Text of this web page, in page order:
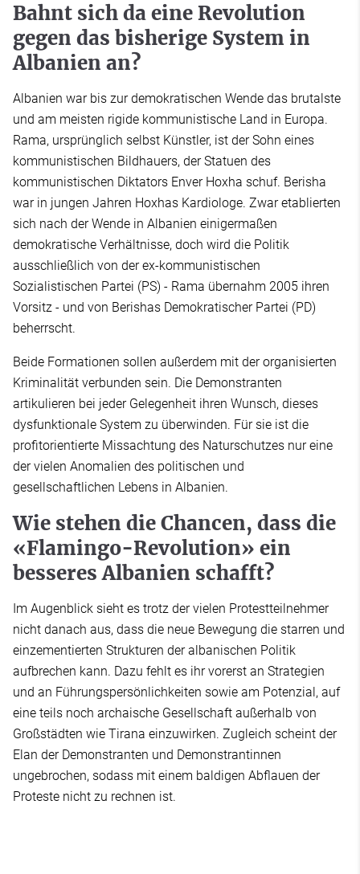
Bahnt sich da eine Revolution
gegen das bisherige System in
Albanien an?
Albanien war bis zur demokratischen Wende das brutalste
und am meisten rigide kommunistische Land in Europa.
Rama, ursprünglich selbst Künstler, ist der Sohn eines
kommunistischen Bildhauers, der Statuen des
kommunistischen Diktators Enver Hoxha schuf. Berisha
war in jungen Jahren Hoxhas Kardiologe. Zwar etablierten
sich nach der Wende in Albanien einigermaßen
demokratische Verhältnisse, doch wird die Politik
ausschließlich von der ex-kommunistischen
Sozialistischen Partei (PS) - Rama übernahm 2005 ihren
Vorsitz - und von Berishas Demokratischer Partei (PD)
beherrscht.
Beide Formationen sollen außerdem mit der organisierten
Kriminalität verbunden sein. Die Demonstranten
artikulieren bei jeder Gelegenheit ihren Wunsch, dieses
dysfunktionale System zu überwinden. Für sie ist die
profitorientierte Missachtung des Naturschutzes nur eine
der vielen Anomalien des politischen und
gesellschaftlichen Lebens in Albanien.
Wie stehen die Chancen, dass die
«Flamingo-Revolution» ein
besseres Albanien schafft?
Im Augenblick sieht es trotz der vielen Protestteilnehmer
nicht danach aus, dass die neue Bewegung die starren und
einzementierten Strukturen der albanischen Politik
aufbrechen kann. Dazu fehlt es ihr vorerst an Strategien
und an Führungspersönlichkeiten sowie am Potenzial, auf
eine teils noch archaische Gesellschaft außerhalb von
Großstädten wie Tirana einzuwirken. Zugleich scheint der
Elan der Demonstranten und Demonstrantinnen
ungebrochen, sodass mit einem baldigen Abflauen der
Proteste nicht zu rechnen ist.